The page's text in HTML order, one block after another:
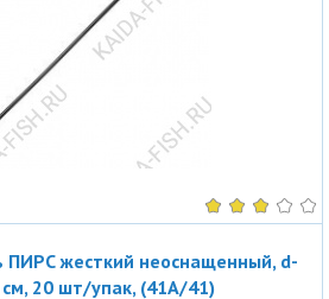
ПИРС жесткий неоснащенный, d-
20 шт/упак, (41A/41)